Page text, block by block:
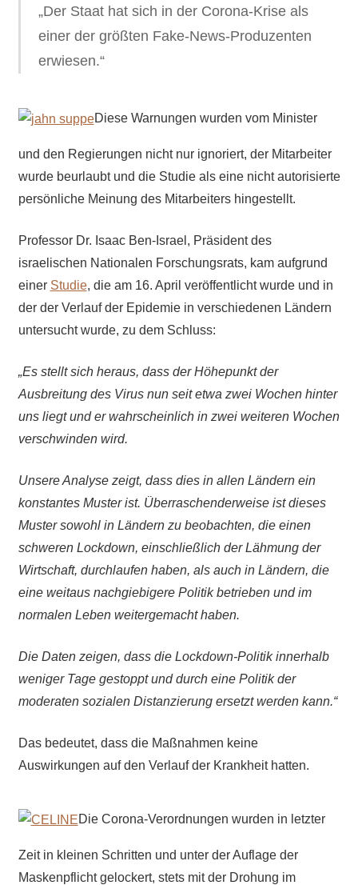
„Der Staat hat sich in der Corona-Krise als
einer der größten Fake-News-Produzenten
erwiesen.“
Diese Warnungen wurden vom Minister
und den Regierungen nicht nur ignoriert, der Mitarbeiter
wurde beurlaubt und die Studie als eine nicht autorisierte
persönliche Meinung des Mitarbeiters hingestellt.
Professor Dr. Isaac Ben-Israel, Präsident des
israelischen Nationalen Forschungsrats, kam aufgrund
einer Studie, die am 16. April veröffentlicht wurde und in
der der Verlauf der Epidemie in verschiedenen Ländern
untersucht wurde, zu dem Schluss:
„Es stellt sich heraus, dass der Höhepunkt der
Ausbreitung des Virus nun seit etwa zwei Wochen hinter
uns liegt und er wahrscheinlich in zwei weiteren Wochen
verschwinden wird.
Unsere Analyse zeigt, dass dies in allen Ländern ein
konstantes Muster ist. Überraschenderweise ist dieses
Muster sowohl in Ländern zu beobachten, die einen
schweren Lockdown, einschließlich der Lähmung der
Wirtschaft, durchlaufen haben, als auch in Ländern, die
eine weitaus nachgiebigere Politik betrieben und im
normalen Leben weitergemacht haben.
Die Daten zeigen, dass die Lockdown-Politik innerhalb
weniger Tage gestoppt und durch eine Politik der
moderaten sozialen Distanzierung ersetzt werden kann.“
Das bedeutet, dass die Maßnahmen keine
Auswirkungen auf den Verlauf der Krankheit hatten.
Die Corona-Verordnungen wurden in letzter
Zeit in kleinen Schritten und unter der Auflage der
Maskenpflicht gelockert, stets mit der Drohung im